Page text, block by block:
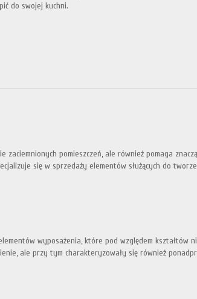
do swojej kuchni.
pomieszczeń, ale również pomaga
się w sprzedaży elementów służących do
wyposażenia, które pod względem kształtów
ale przy tym charakteryzowały się również